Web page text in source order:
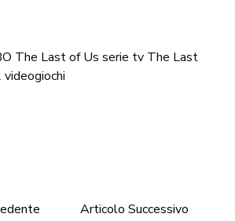
The Last of Us serie tv The Last
videogiochi
Articolo Successivo